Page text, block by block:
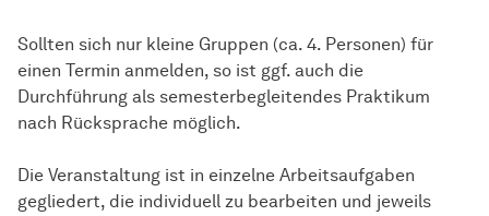
Sollten sich nur kleine Gruppen (ca. 4. Personen) für
einen Termin anmelden, so ist ggf. auch die
Durchführung als semesterbegleitendes Praktikum
nach Rücksprache möglich.
Die Veranstaltung ist in einzelne Arbeitsaufgaben
gegliedert, die individuell zu bearbeiten und jeweils